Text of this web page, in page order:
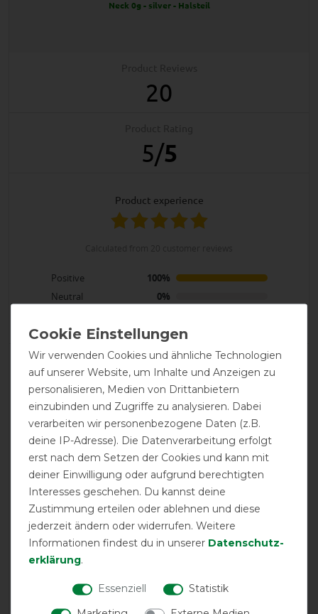
Neck 0g - silver - Halsteil
20
5/5
product experience
Positive
100%
Neutral
0%
LATEST REVIEWS
25.04.2026
Sehr gute Qualität und Passform
17.02.2026
Wie alle Bucas-Artikel, die ich bisher gekauft habe, ein
zuverlässiger Partner für das Pferd
14.12.2025
Top
28.11.2025
Wir verwenden Cookies und ähnliche Technologien
auf unserer Website, um Inhalte und Anzeigen zu
personalisieren, Medien von Drittanbietern
einzubinden und Zugriffe zu analysieren. Dabei
verarbeiten wir personenbezogene Daten (z.B.
deine IP-Adresse). Die Datenverarbeitung erfolgt
erst nach dem Setzen der Cookies und kann mit
deiner Einwilligung oder aufgrund berechtigten
Interesses geschehen. Du kannst deine
Zustimmung erteilen oder ablehnen und diese
jederzeit ändern oder widerrufen. Weitere
Informationen findest du in unserer Daten­schutz­
erklärung.
Essenziell
Statistik